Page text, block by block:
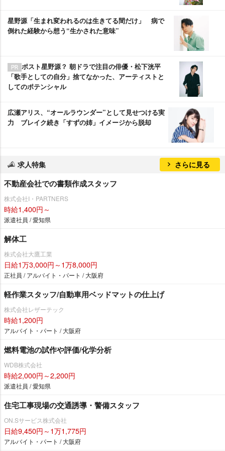
星野源「生まれ変われるのは生きてる間だけ」 病で
倒れた経験から想う“生かされた意味”
ポスト星野源？ 朝ドラで注目の俳優・松下洸平
「歌手としての自分」捨てなかった、アーティストと
してのポテンシャル
広瀬アリス、“オールラウンダー”として見せつける実
力 ブレイク続き「すずの姉」イメージから脱却
求人特集 さらに見る
不動産会社での書類作成スタッフ
株式会社I・PARTNERS
時給1,400円～
派遣社員 / 愛知県
解体工
株式会社大鷹工業
日給1万3,000円～1万8,000円
正社員 / アルバイト・パート / 大阪府
軽作業スタッフ/自動車用ベッドマットの仕上げ
株式会社レザーテック
時給1,200円
アルバイト・パート / 大阪府
燃料電池の試作や評価/化学分析
WDB株式会社
時給2,000円～2,200円
派遣社員 / 愛知県
住宅工事現場の交通誘導・警備スタッフ
ON.Sサービス株式会社
日給9,450円～1万1,775円
アルバイト・パート / 大阪府